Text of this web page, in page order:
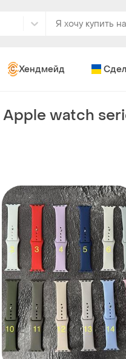
Хендмейд
Apple watch